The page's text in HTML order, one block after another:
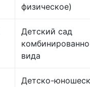
физическое)
Детский сад
вида
Детско-